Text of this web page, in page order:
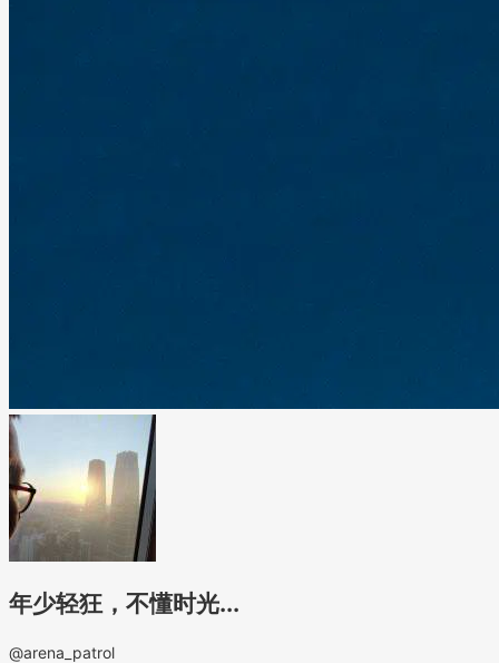
年少轻狂，不懂时光...
@arena_patrol